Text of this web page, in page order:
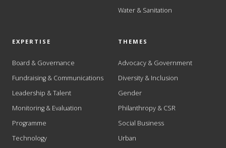
Water & Sanitation
EXPERTISE
Board & Governance
Fundraising & Communications
Leadership & Talent
Monitoring & Evaluation
Programme
Technology
THEMES
Advocacy & Government
Diversity & Inclusion
Gender
Philanthropy & CSR
Social Business
Urban